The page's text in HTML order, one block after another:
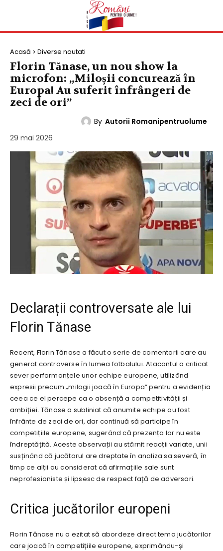
Acasă Diverse noutati
Florin Tănase, un nou show la
microfon: „Miloșii concurează în
Europa! Au suferit înfrângeri de
zeci de ori”
By Autorii Romanipentruolume
29 mai 2026
Declarații controversate ale lui
Florin Tănase
Recent, Florin Tănase a făcut o serie de comentarii care au
generat controverse în lumea fotbalului. Atacantul a criticat
sever performanțele unor echipe europene, utilizând
expresii precum „milogii joacă în Europa” pentru a evidenția
ceea ce el percepe ca o absență a competitivității și
ambiției. Tănase a subliniat că anumite echipe au fost
înfrânte de zeci de ori, dar continuă să participe în
competițiile europene, sugerând că prezența lor nu este
îndreptățită. Aceste observații au stârnit reacții variate, unii
susținând că jucătorul are dreptate în analiza sa severă, în
timp ce alții au considerat că afirmațiile sale sunt
neprofesioniste și lipsesc de respect față de adversari.
Critica jucătorilor europeni
Florin Tănase nu a ezitat să abordeze direct tema jucătorilor
care joacă în competițiile europene, exprimându-și